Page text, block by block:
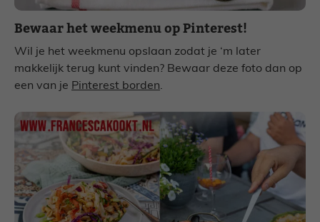
Bewaar het weekmenu op Pinterest!
Wil je het weekmenu opslaan zodat je ‘m later
makkelijk terug kunt vinden? Bewaar deze foto dan op
een van je Pinterest borden.